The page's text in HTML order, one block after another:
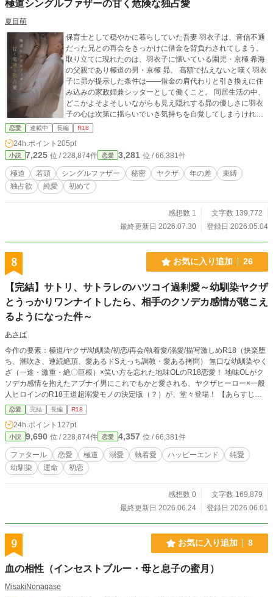
極道シングルファザーの甘く危険な独占愛
夏目萌
保育士として穏やかに暮らしていた吾妻 羽衣子は、音信不通
だった兄との再会をきっかけに借金を背負わされてしまう。
取り立てに現れたのは、羽衣子に懐いている園児・京極 希海
の父親であり極道の男・京極 昴。 高額で払えないと嘆く羽衣
子に昴が提示した条件は――借金の肩代わりと引き換えに住
み込みの家政婦兼シッターとして働くこと。 同居生活の中、
どこかよそよそしいながらも見え隠れする昴の優しさに羽衣
子の心は次第に揺らいでいき気持ちを自覚してしまうけれ
ど、その気持ちはなかなか伝えられない。 ただ、シングルフ
ァザーの彼にはある秘密があって…… 訳あり極道シングルフ
ァザーと真面目で子供好きな保育士が織り成すラブストーリ
ー。 ※あくまでもフィクションです。設定等受け入れられな
い場合はすみません。 ※他サイト様にも掲載中
恋愛 連載中 長編 R18
24h.ポイント 205pt
小説 7,225 位 / 228,874件 恋愛 3,281 位 / 66,381件
極道 若頭 シングルファザー 秘密 ヤクザ 年の差
束縛
独占欲
純愛 初めて
感想数 1
文字数 139,772
最終更新日 2026.07.30
登録日 2026.05.04
8 お気に入り追加 26
【完結】サトリ、サトラレのハツコイ過剰愛～幼馴染ヤクザ
とうっかりワンナイトしたら、相手のクソデカ感情が聴こえ
るようになった件～
あさば
今作の要素：極道/ヤクザ/幼馴染/初恋/再会/執着愛/溺愛/描写激しめR18（快楽堕
ち、潮吹き、連続絶頂、愛あるドSえっち調教・愛ある拷問） 無口な幼馴染やく
ざ（一途・激重・絶〇巨根）×笑い方を忘れた地味OLのR18恋愛！ 地味OLがク
ソデカ感情を抱えたアブナイ男にこれでもかと愛される、ヤクザヒーロー×一般
人ヒロインのR18王道超溺愛モノの決定版（？）が、堂々登場！ 【あらすじ】
自他ともに認める地味OLの佐藤 笑美花（サトウ エミカ）は子供の頃はその名前
の通り、笑顔がトレードマークの女の子だった。そんな彼女が笑わなくなったの
は元カレに「誰にでもいつもへらへらして気持ち悪い」と振られたからだ。 自
分の笑顔を気持ち悪いと言われたあの日から、笑美花の表情筋は死んだ…はずだ
った。 子供の頃、幼馴染だった彼、“トラくん”と再会を果たすまでは――。 ―
―ぼく、エミカちゃんのわらったかお、だいすきだよ！ ――おおきくなった
ら、ぼくのおよめさんになってくれる？ ありふれた淡い初恋。 笑美花はもう彼
だけは憶えていた。 自分の笑った顔を、大好きだと言ってくれた。小さな小さ
少年が、裏社会の、黒田組の若頭なんて。 「目が覚めたか？ 良かった。いく
ら普段、堂々と陽の下を歩けない俺でも好きな女を同意なく抱くような真似はし
たくなかったからな……」 「……？ あ、あの、誰……？ と、寅田さん……
っ！？ ……これって、どういう……っ」 「お前を、迎えに来た」 こんな展開
は、誰も望んでいませんが――！？ 「今からお前を俺の女にする。悪いが、泣
絶対に互いに破らせちゃならねーってことを」 この夜を境に、笑美花の人生は
恋愛 完結 長編 R18
24h.ポイント 127pt
小説 9,690 位 / 228,874件 恋愛 4,357 位 / 66,381件
ファタール 恋愛 極道 溺愛 執着愛 ハッピーエンド
純愛
幼馴染
運命 初恋
感想数 0
文字数 169,879
最終更新日 2026.06.24
登録日 2026.06.01
9 お気に入り追加 8
血の相性（インセストブルー・母と息子の蜜月）
MisakiNonagase